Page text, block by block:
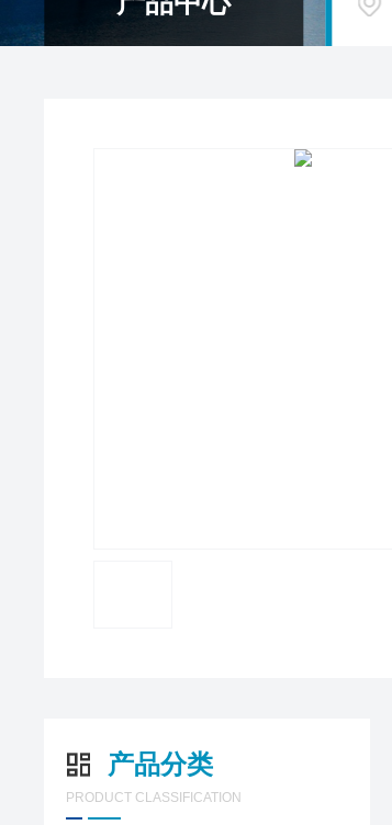
产品分类
PRODUCT CLASSIFICATION